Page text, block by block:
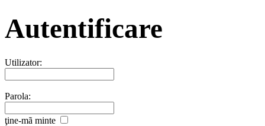
Autentificare
Utilizator:
Parola:
ţine-mã minte